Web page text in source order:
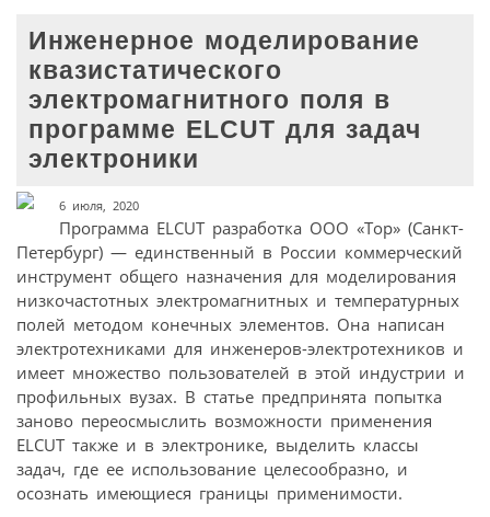
Инженерное моделирование
квазистатического
электромагнитного поля в
программе ELCUT для задач
электроники
6 июля, 2020
Программа ELCUT разработка OOO «Тор» (Санкт-
Петербург) — единственный в России коммерческий
инструмент общего назначения для моделирования
низкочастотных электромагнитных и температурных
полей методом конечных элементов. Она написан
электротехниками для инженеров-электротехников и
имеет множество пользователей в этой индустрии и
профильных вузах. В статье предпринята попытка
заново переосмыслить возможности применения
ELCUT также и в электронике, выделить классы
задач, где ее использование целесообразно, и
осознать имеющиеся границы применимости.